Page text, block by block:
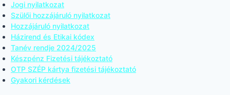
Jogi nyilatkozat
Szülői hozzájáruló nyilatkozat
Hozzájáruló nyilatkozat
Házirend és Etikai kódex
Tanév rendje 2024/2025
Készpénz Fizetési tájékoztató
OTP SZÉP kártya fizetési tájékoztató
Gyakori kérdések